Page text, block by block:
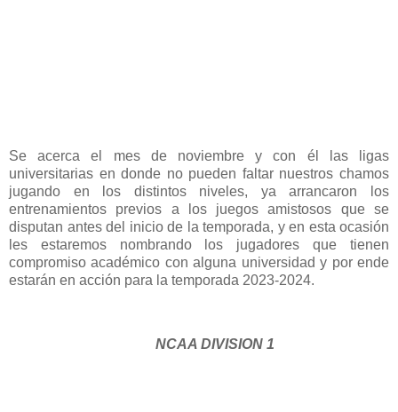
Se acerca el mes de noviembre y con él las ligas
universitarias en donde no pueden faltar nuestros chamos
jugando en los distintos niveles, ya arrancaron los
entrenamientos previos a los juegos amistosos que se
disputan antes del inicio de la temporada, y en esta ocasión
les estaremos nombrando los jugadores que tienen
compromiso académico con alguna universidad y por ende
estarán en acción para la temporada 2023-2024.
NCAA DIVISION 1